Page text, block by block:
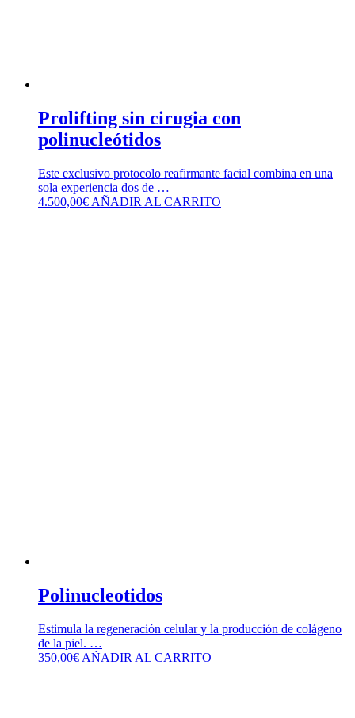
Prolifting sin cirugia con
polinucleótidos
Este exclusivo protocolo reafirmante facial combina en una
sola experiencia dos de …
4.500,00€ AÑADIR AL CARRITO
Polinucleotidos
Estimula la regeneración celular y la producción de colágeno
de la piel. …
350,00€ AÑADIR AL CARRITO